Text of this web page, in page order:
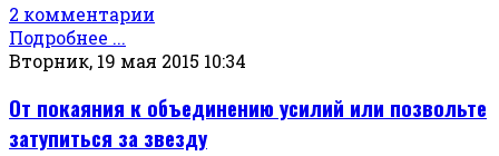
2 комментарии
Подробнее ...
Вторник, 19 мая 2015 10:34
От покаяния к объединению усилий или позвольте
затупиться за звезду